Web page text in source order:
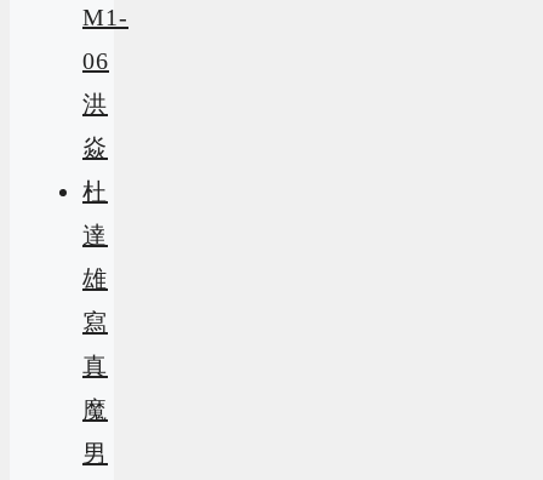
M1-
06
洪
焱
杜
達
雄
寫
真
魔
男